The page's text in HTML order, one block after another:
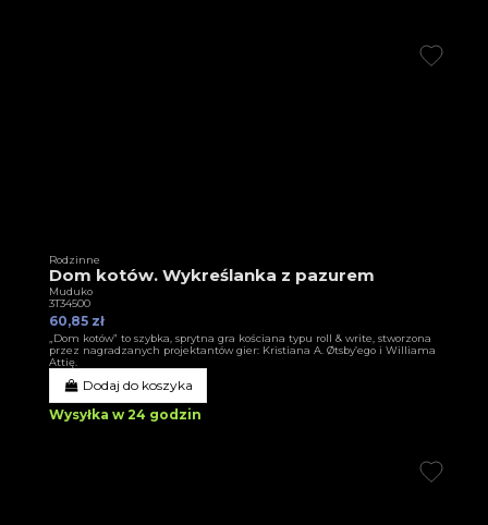
Rodzinne
Dom kotów. Wykreślanka z pazurem
Muduko
3T34500
60,85 zł
„Dom kotów” to szybka, sprytna gra kościana typu roll & write, stworzona
przez nagradzanych projektantów gier: Kristiana A. Øtsby’ego i Williama
Attię.
Dodaj do koszyka
Wysyłka w 24 godzin